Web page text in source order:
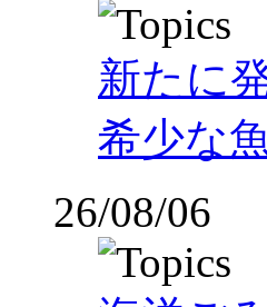
新たに
希少な
26/08/06